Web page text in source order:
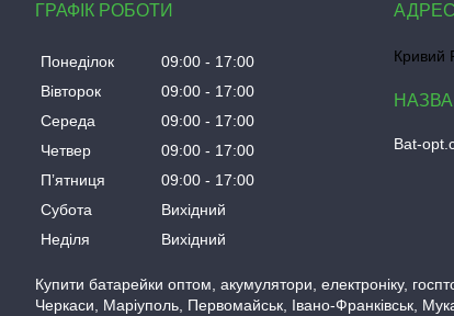
ГРАФІК РОБОТИ
Понеділок 09:00
17:00
Вівторок
09:00
17:00
Середа
09:00
17:00
Четвер
09:00
17:00
Пʼятниця
09:00
17:00
Субота
Вихідний
Неділя
Вихідний
Кривий
Bat-
Купити батарейки оптом, акумулятори, електроніку,
Черкаси, Маріуполь, Первомайськ, Івано-Франківськ,